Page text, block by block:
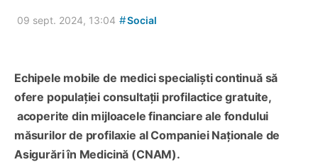
09 sept. 2024, 13:04 #Social
Echipele mobile de medici specialiști continuă să
ofere populației consultații profilactice gratuite,
acoperite din mijloacele financiare ale fondului
măsurilor de profilaxie al Companiei Naționale de
Asigurări în Medicină (CNAM).